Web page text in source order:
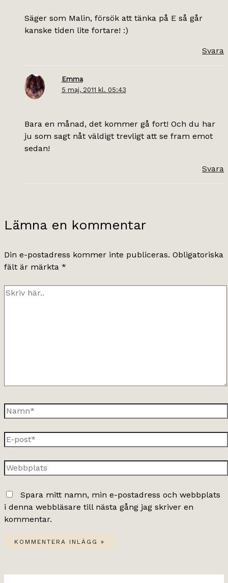
Säger som Malin, försök att tänka på E så går
kanske tiden lite fortare! :)
Svara
Emma
5 maj, 2011 kl. 05:43
Bara en månad, det kommer gå fort! Och du har
ju som sagt nåt väldigt trevligt att se fram emot
sedan!
Svara
Lämna en kommentar
Din e-postadress kommer inte publiceras. Obligatoriska
fält är märkta *
Skriv
Namn*
E-
post*
Webbplats
Spara mitt namn, min e-postadress och webbplats
i denna webbläsare till nästa gång jag skriver en
kommentar.